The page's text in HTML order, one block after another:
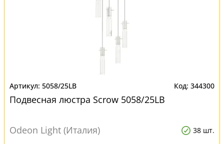
5058/25LB 344300
Подвесная люстра Scrow 5058/25LB
Odeon Light (Италия) 38 шт.